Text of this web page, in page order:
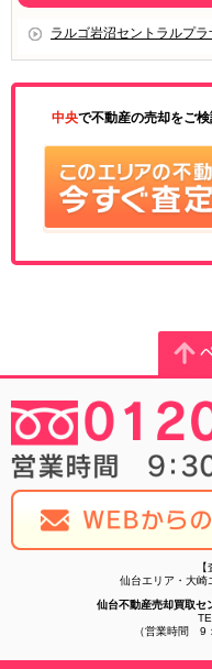
ラルゴ岩沼セントラルプラ
中央で不動産の売却をご
仙台エリア・大崎
仙台不動産売却買取セ
（営業時間 9